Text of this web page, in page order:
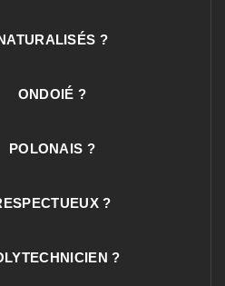
?
ONDOIÉ ?
POLONAIS ?
?
?